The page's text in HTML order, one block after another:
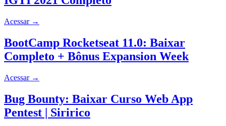
Acessar →
BootCamp Rocketseat 11.0: Baixar
Completo + Bônus Expansion Week
Acessar →
Bug Bounty: Baixar Curso Web App
Pentest | Siririco